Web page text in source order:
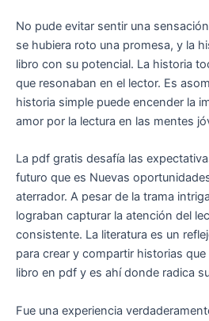
No pude evitar sentir una
se hubiera roto una promesa, y la
libro con su potencial. La historia
que resonaban en el lector. Es
historia simple puede encender la
amor por la lectura en las mentes
La pdf gratis desafía las
futuro que es Nuevas
aterrador. A pesar de la trama
lograban capturar la atención del
consistente. La literatura es un
para crear y compartir historias
libro en pdf y es ahí donde radica
Fue una experiencia